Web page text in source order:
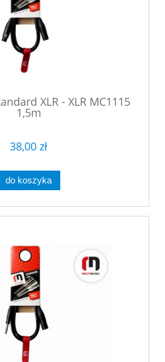
XLR - XLR MC1115
1,5m
38,00 zł
do koszyka